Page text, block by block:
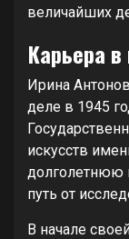
величайших
Карьера
Ирина
деле в 1945
искусств
долголетнюю
путь от
В начале